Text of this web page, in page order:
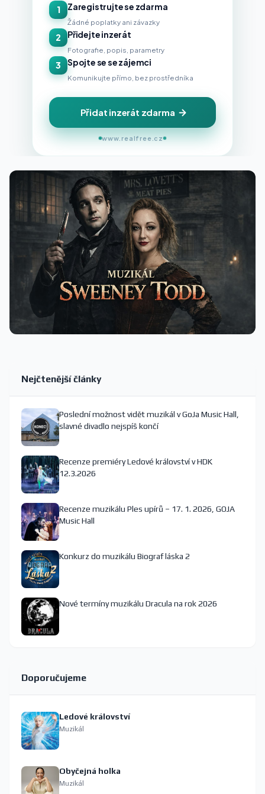
1 Zaregistrujte se zdarma
Žádné poplatky ani závazky
2 Přidejte inzerát
Fotografie, popis, parametry
3 Spojte se se zájemci
Komunikujte přímo, bez prostředníka
Přidat inzerát zdarma
www.realfree.cz
Nejčtenější články
Poslední možnost vidět muzikál v GoJa Music Hall,
slavné divadlo nejspíš končí
Recenze premiéry Ledové království v HDK
12.3.2026
Recenze muzikálu Ples upírů – 17. 1. 2026, GOJA
Music Hall
Konkurz do muzikálu Biograf láska 2
Nové termíny muzikálu Dracula na rok 2026
Doporučujeme
Ledové království
Muzikál
Obyčejná holka
Muzikál